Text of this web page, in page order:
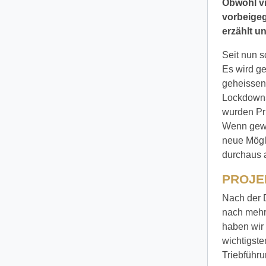
Obwohl
erzählt
Seit nun
Es wird
wurden
Wenn
neue
durchaus
Nach der
nach
haben